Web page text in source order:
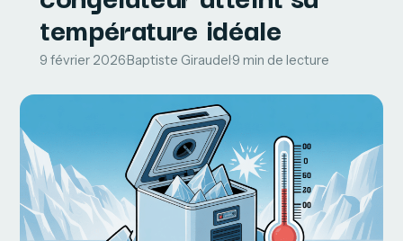
température idéale
9 février 2026·Baptiste Giraudel·9 min de lecture